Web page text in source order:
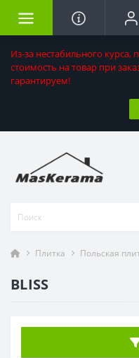
Из-за нестабильного курса,
стоимость на товар при
гарантируем!
Плитка Польская
BLISS